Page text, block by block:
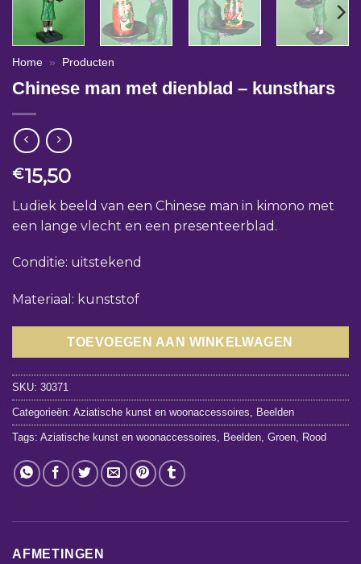
Home » Producten
Chinese man met dienblad – kunsthars
€15,50
Ludiek beeld van een Chinese man in kimono met
een lange vlecht en een presenteerblad.
Conditie: uitstekend
Materiaal: kunststof
TOEVOEGEN AAN WINKELWAGEN
SKU: 30371
Categorieën: Aziatische kunst en woonaccessoires Beelden
Tags: Aziatische kunst en woonaccessoires Beelden Groen Rood
AFMETINGEN